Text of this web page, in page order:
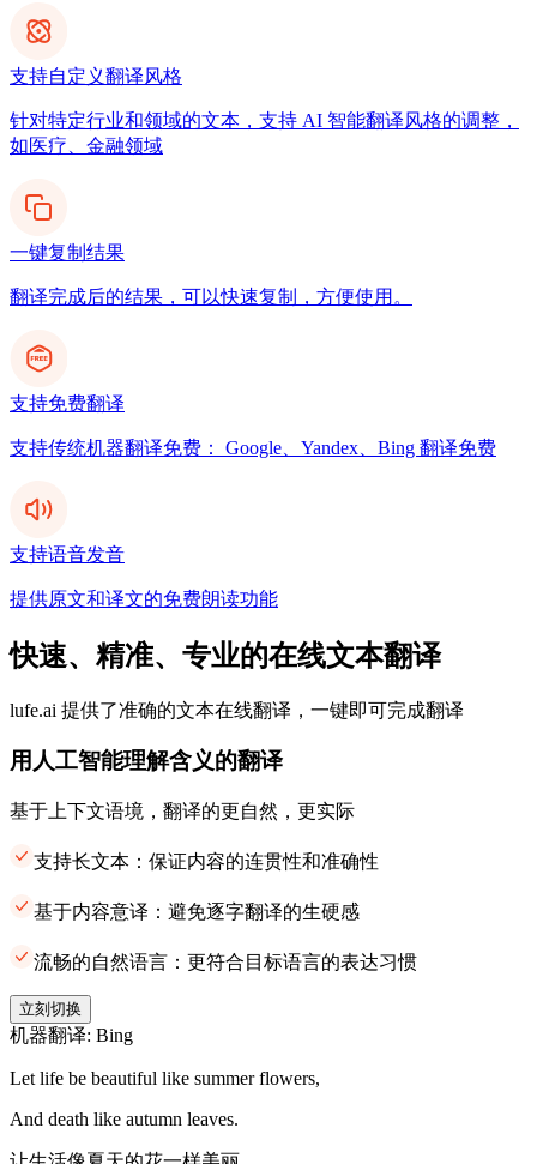
支持自定义翻译风格
针对特定行业和领域的文本，支持 AI 智能翻译风格的调整，
如医疗、金融领域
一键复制结果
翻译完成后的结果，可以快速复制，方便使用。
支持免费翻译
支持传统机器翻译免费： Google、Yandex、Bing 翻译免费
支持语音发音
提供原文和译文的免费朗读功能
快速、精准、专业的在线文本翻译
lufe.ai 提供了准确的文本在线翻译，一键即可完成翻译
用人工智能理解含义的翻译
基于上下文语境，翻译的更自然，更实际
支持长文本：保证内容的连贯性和准确性
基于内容意译：避免逐字翻译的生硬感
流畅的自然语言：更符合目标语言的表达习惯
立刻切换
机器翻译: Bing
Let life be beautiful like summer flowers,
And death like autumn leaves.